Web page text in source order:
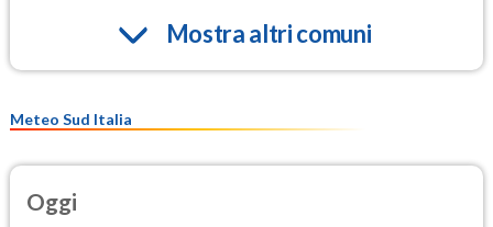
Mostra altri comuni
Meteo Sud Italia
Oggi